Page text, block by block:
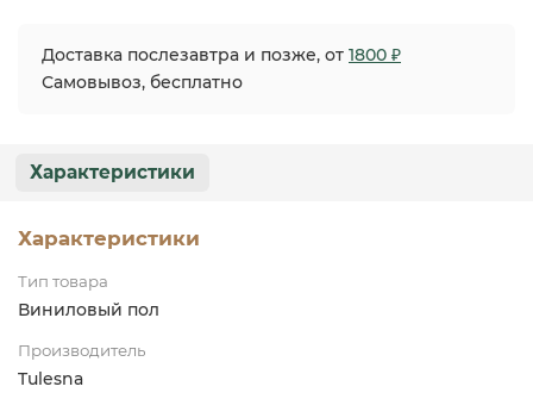
Доставка послезавтра и позже, от 1800 ₽
Самовывоз, бесплатно
Характеристики
Характеристики
Тип товара
Виниловый пол
Производитель
Tulesna